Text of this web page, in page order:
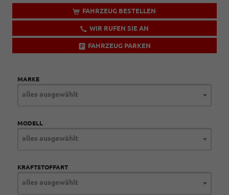
FAHRZEUG BESTELLEN
WIR RUFEN SIE AN
FAHRZEUG PARKEN
MARKE
alles ausgewählt
MODELL
alles ausgewählt
KRAFTSTOFFART
alles ausgewählt